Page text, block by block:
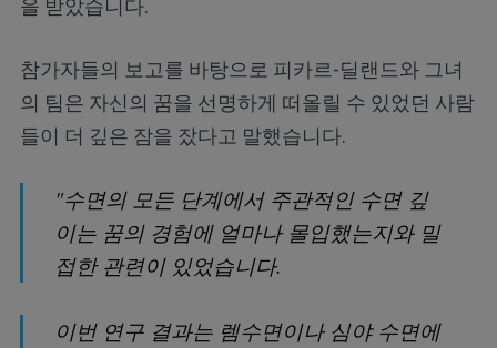
을 받았습니다.
참가자들의 보고를 바탕으로 피카르-딜랜드와 그녀
의 팀은 자신의 꿈을 선명하게 떠올릴 수 있었던 사람
들이 더 깊은 잠을 잤다고 말했습니다.
"수면의 모든 단계에서 주관적인 수면 깊
이는 꿈의 경험에 얼마나 몰입했는지와 밀
접한 관련이 있었습니다.
이번 연구 결과는 렘수면이나 심야 수면에